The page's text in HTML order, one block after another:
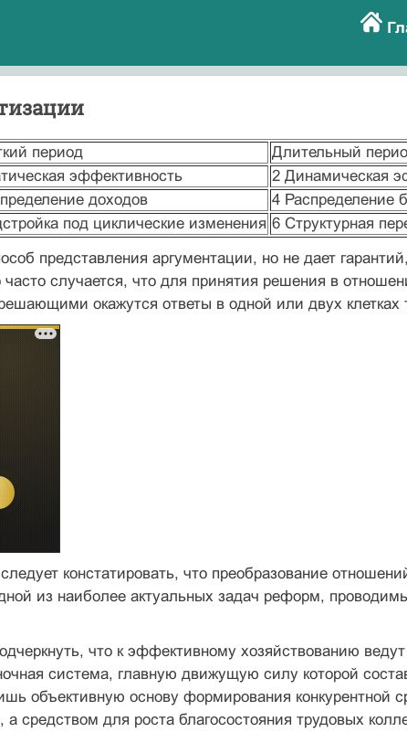
период
Длительный
эффективность
2 Динамическая
доходов
4 Распределение
под циклические изменения 6 Структурная
представления аргументации, но не дает
случается, что для принятия решения в
окажутся ответы в одной или двух клетках
констатировать, что преобразование
из наиболее актуальных задач реформ,
что к эффективному хозяйствованию
система, главную движущую силу которой
объективную основу формирования конкурентной
средством для роста благосостояния трудовых